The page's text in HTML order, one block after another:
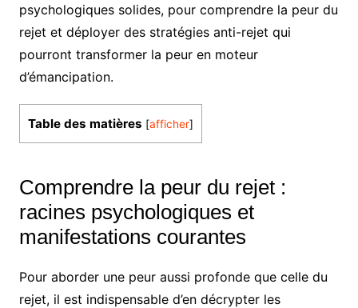
psychologiques solides, pour comprendre la peur du
rejet et déployer des stratégies anti-rejet qui
pourront transformer la peur en moteur
d’émancipation.
Table des matières [afficher]
Comprendre la peur du rejet :
racines psychologiques et
manifestations courantes
Pour aborder une peur aussi profonde que celle du
rejet, il est indispensable d’en décrypter les